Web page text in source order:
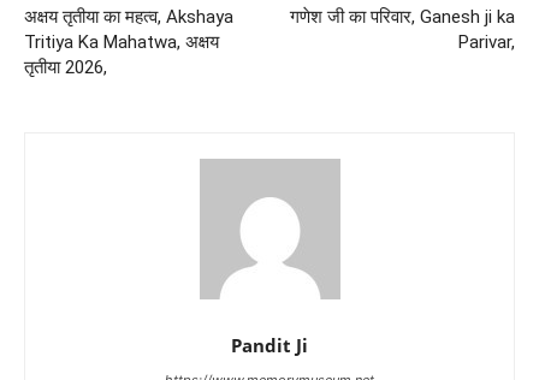
अक्षय तृतीया का महत्व, Akshaya
Tritiya Ka Mahatwa, अक्षय
तृतीया 2026,
गणेश जी का परिवार, Ganesh ji ka
Parivar,
Pandit Ji